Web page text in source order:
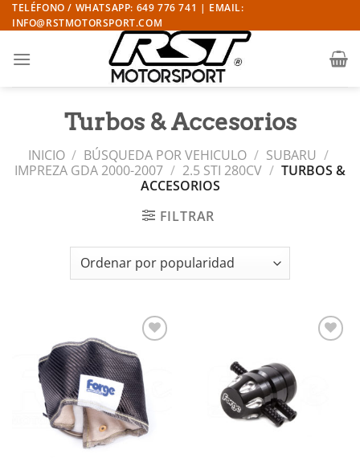
Saltar
al
TELÉFONO / WHATSAPP: 649 776 741 | EMAIL:
INFO@RSTMOTORSPORT.COM
Turbos & Accesorios
INICIO / BÚSQUEDA POR VEHICULO / SUBARU /
IMPREZA GDA 2000-2007 / 2.5 STI 280CV / TURBOS &
ACCESORIOS
FILTRAR
Añadir
a la
lista de
deseos